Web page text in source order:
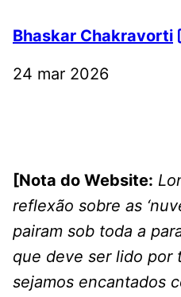
Bhaskar Chakravorti
24 mar 2026
[Nota do Website:
reflexão sobre as
pairam sob toda a
que deve ser lido por
sejamos encantados